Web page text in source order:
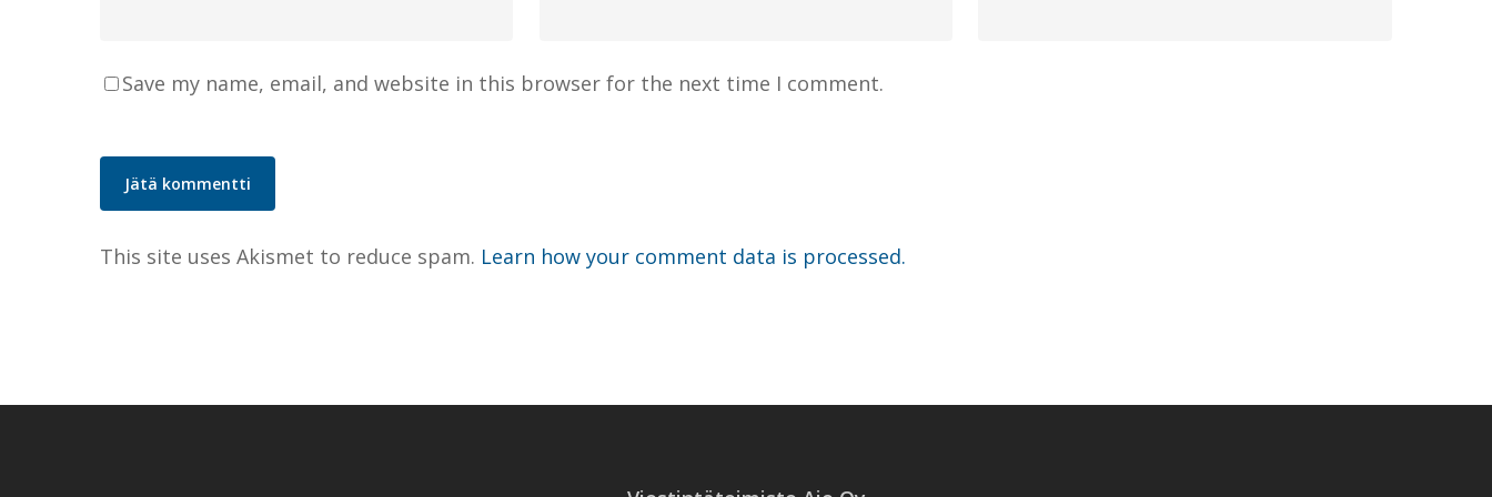
Save my name, email, and website in this browser for the next time I comment.
This site uses Akismet to reduce spam. Learn how your comment data is processed.